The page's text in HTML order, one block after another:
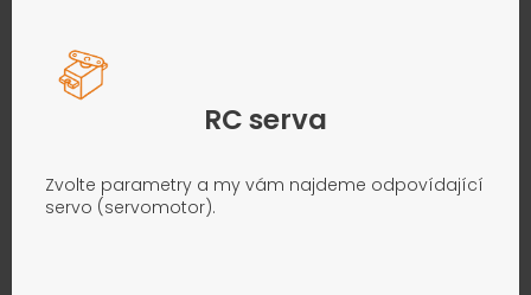
RC serva
Zvolte parametry a my vám najdeme odpovídající
servo (servomotor).